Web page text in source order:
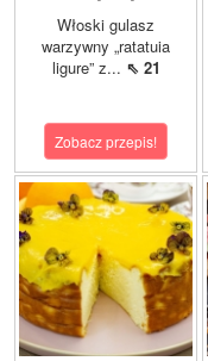
Włoski gulasz
warzywny „ratatuia
ligure” z... ⇖ 21
Zobacz przepis!